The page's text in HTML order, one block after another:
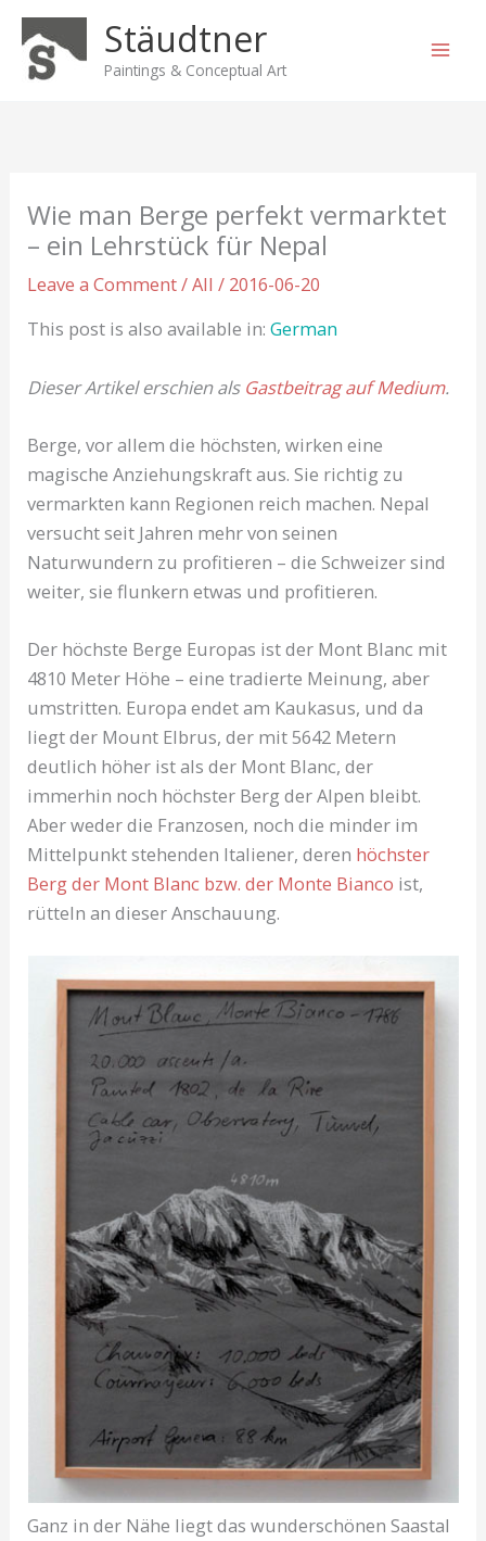
Skip
content
Stäudtner
Paintings & Conceptual Art
Wie man Berge perfekt vermarktet
– ein Lehrstück für Nepal
Leave a Comment/All / 2016-06-20
This post is also available in:German
Dieser Artikel erschien als Gastbeitrag auf Medium.
Berge, vor allem die höchsten, wirken eine
magische Anziehungskraft aus. Sie richtig zu
vermarkten kann Regionen reich machen. Nepal
versucht seit Jahren mehr von seinen
Naturwundern zu profitieren – die Schweizer sind
weiter, sie flunkern etwas und profitieren.
Der höchste Berge Europas ist der Mont Blanc mit
4810 Meter Höhe – eine tradierte Meinung, aber
umstritten. Europa endet am Kaukasus, und da
liegt der Mount Elbrus, der mit 5642 Metern
deutlich höher ist als der Mont Blanc, der
immerhin noch höchster Berg der Alpen bleibt.
Aber weder die Franzosen, noch die minder im
Mittelpunkt stehenden Italiener, deren höchster
Berg der Mont Blanc bzw. der Monte Bianco ist,
rütteln an dieser Anschauung.
Ganz in der Nähe liegt das wunderschönen Saastal